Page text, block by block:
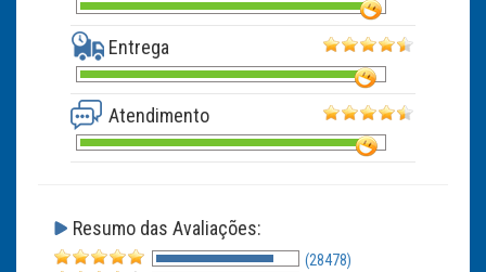
Entrega
Atendimento
Resumo das Avaliações:
(28478)